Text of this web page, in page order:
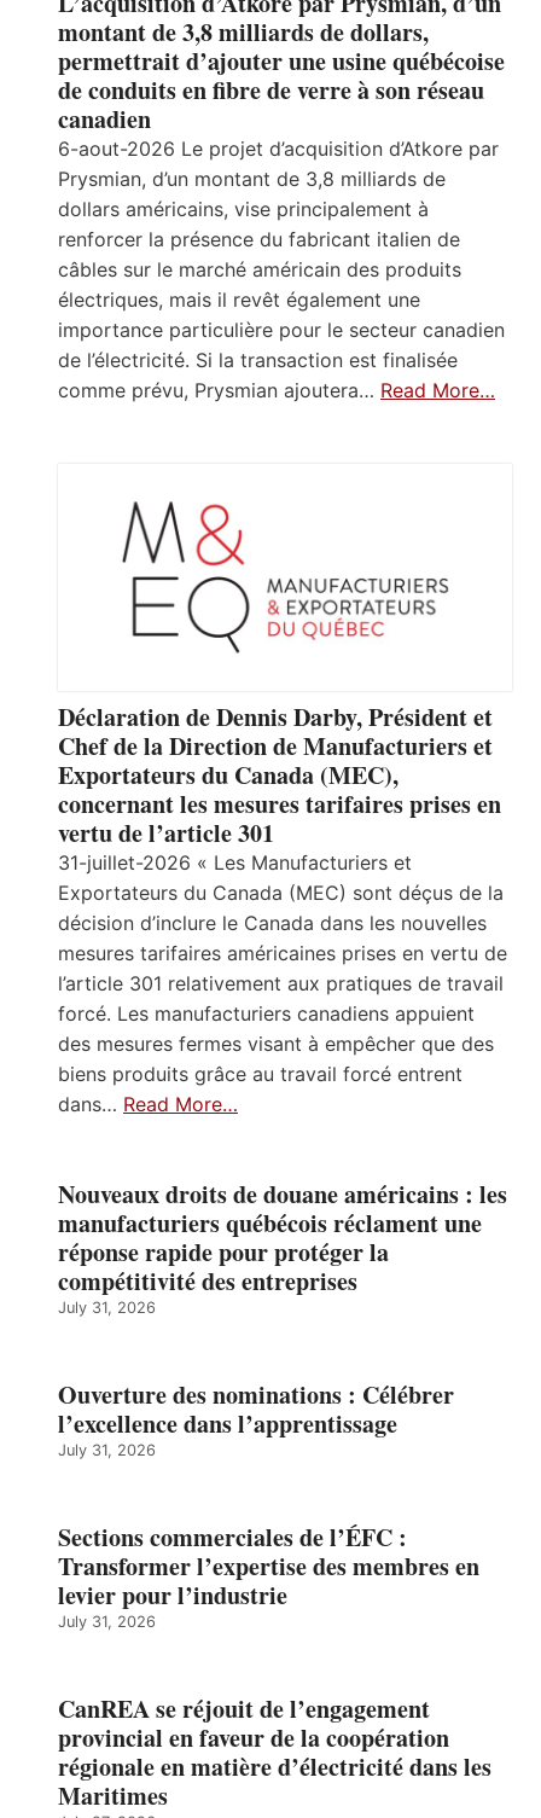
montant de 3,8 milliards de dollars,
permettrait d’ajouter une usine québécoise
de conduits en fibre de verre à son réseau
canadien
6-aout-2026 Le projet d’acquisition d’Atkore par
Prysmian, d’un montant de 3,8 milliards de
dollars américains, vise principalement à
renforcer la présence du fabricant italien de
câbles sur le marché américain des produits
électriques, mais il revêt également une
importance particulière pour le secteur canadien
de l’électricité. Si la transaction est finalisée
comme prévu, Prysmian ajoutera… Read More…
Déclaration de Dennis Darby, Président et
Chef de la Direction de Manufacturiers et
Exportateurs du Canada (MEC),
concernant les mesures tarifaires prises en
vertu de l’article 301
31-juillet-2026 « Les Manufacturiers et
Exportateurs du Canada (MEC) sont déçus de la
décision d’inclure le Canada dans les nouvelles
mesures tarifaires américaines prises en vertu de
l’article 301 relativement aux pratiques de travail
forcé. Les manufacturiers canadiens appuient
des mesures fermes visant à empêcher que des
biens produits grâce au travail forcé entrent
dans… Read More…
Nouveaux droits de douane américains : les
manufacturiers québécois réclament une
réponse rapide pour protéger la
compétitivité des entreprises
July 31, 2026
Ouverture des nominations : Célébrer
l’excellence dans l’apprentissage
July 31, 2026
Sections commerciales de l’ÉFC :
Transformer l’expertise des membres en
levier pour l’industrie
July 31, 2026
CanREA se réjouit de l’engagement
provincial en faveur de la coopération
régionale en matière d’électricité dans les
Maritimes